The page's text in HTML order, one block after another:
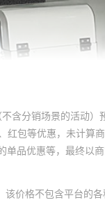
不含分销场景的活动
红包等优惠，未计
品优惠等，最终以
价格不包含平台的